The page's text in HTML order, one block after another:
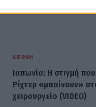
ΔΙΕΘΝΉ
Ιαπωνία: Η στιγμή που
Ρίχτερ «μπαίνουν»
χειρουργείο (VIDEO)